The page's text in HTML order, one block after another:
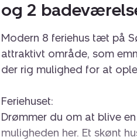
og 2
Modern 8 feriehus tæt på
attraktivt område, som
der rig mulighed for at
Feriehuset:
Drømmer du om at blive
muligheden her. Et skønt